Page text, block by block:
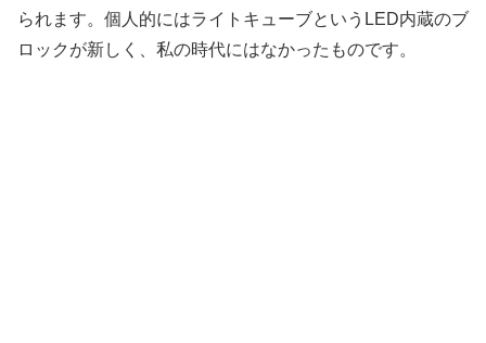
られます。個人的にはライトキューブというLED内蔵のブ
ロックが新しく、私の時代にはなかったものです。